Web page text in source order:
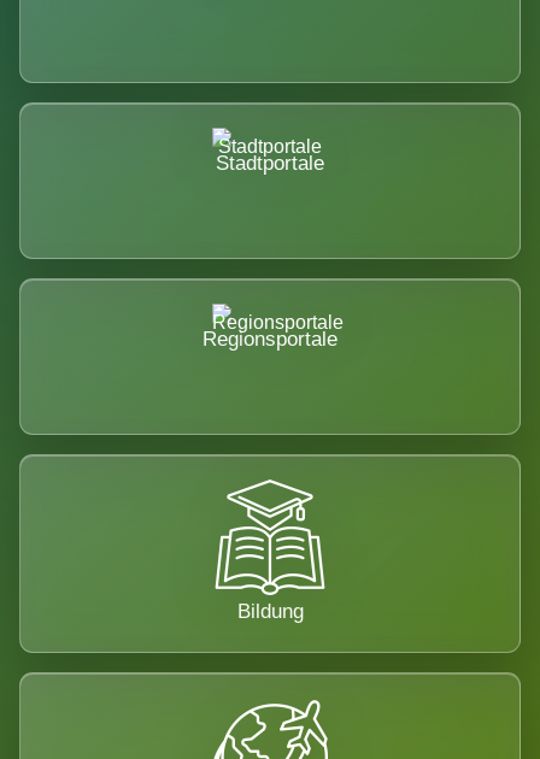
Stadtportale
Regionsportale
Bildung